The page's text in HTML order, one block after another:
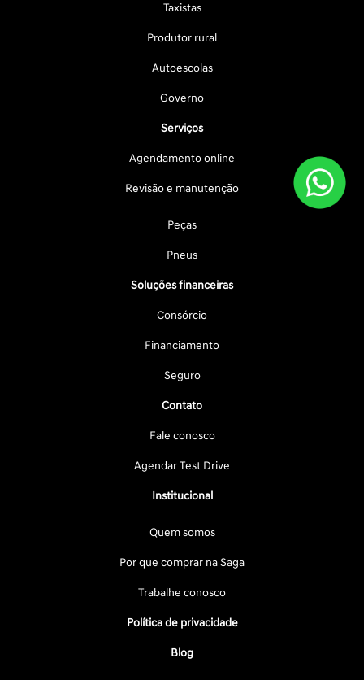
Taxistas
Produtor rural
Autoescolas
Governo
Serviços
Agendamento online
Revisão e manutenção
Peças
Pneus
Soluções financeiras
Consórcio
Financiamento
Seguro
Contato
Fale conosco
Agendar Test Drive
Institucional
Quem somos
Por que comprar na Saga
Trabalhe conosco
Política de privacidade
Blog